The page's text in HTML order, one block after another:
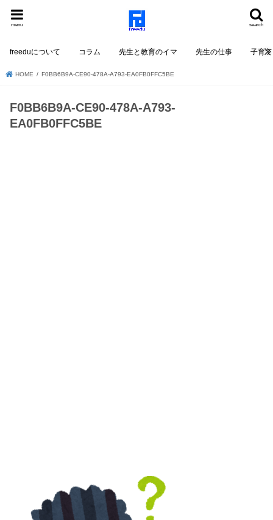
search
menu
freeduについて コラム 先生と教育のイマ 先生の仕事 子育て
HOME F0BB6B9A-CE90-478A-A793-EA0FB0FFC5BE
F0BB6B9A-CE90-478A-A793-
EA0FB0FFC5BE